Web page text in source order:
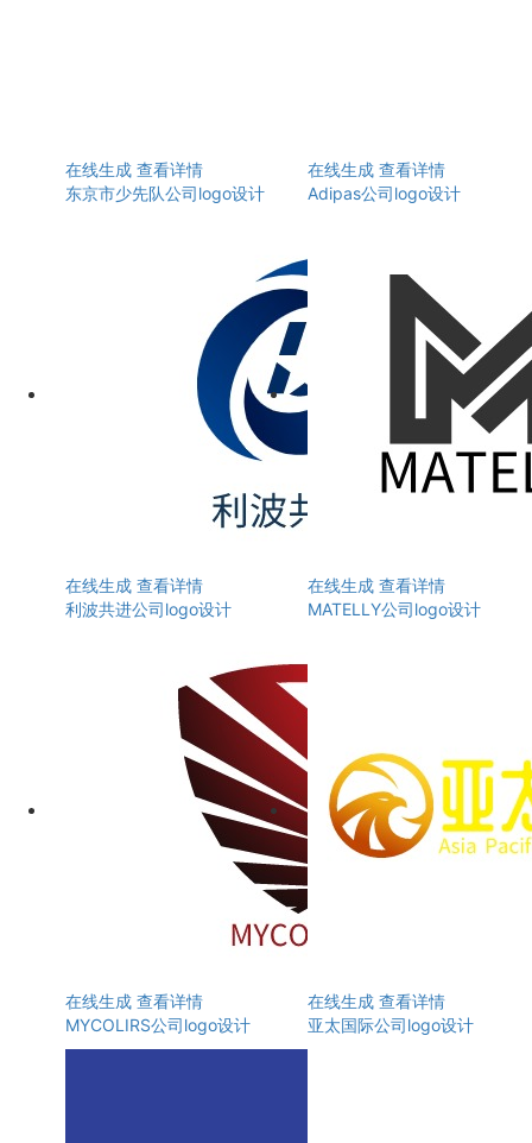
在线生成 查看详情
东京市少先队公司logo设计
在线生成 查看详情
Adipas公司logo设计
在线生成 查看详情
利波共进公司logo设计
在线生成 查看详情
MATELLY公司logo设计
在线生成 查看详情
MYCOLIRS公司logo设计
在线生成 查看详情
亚太国际公司logo设计